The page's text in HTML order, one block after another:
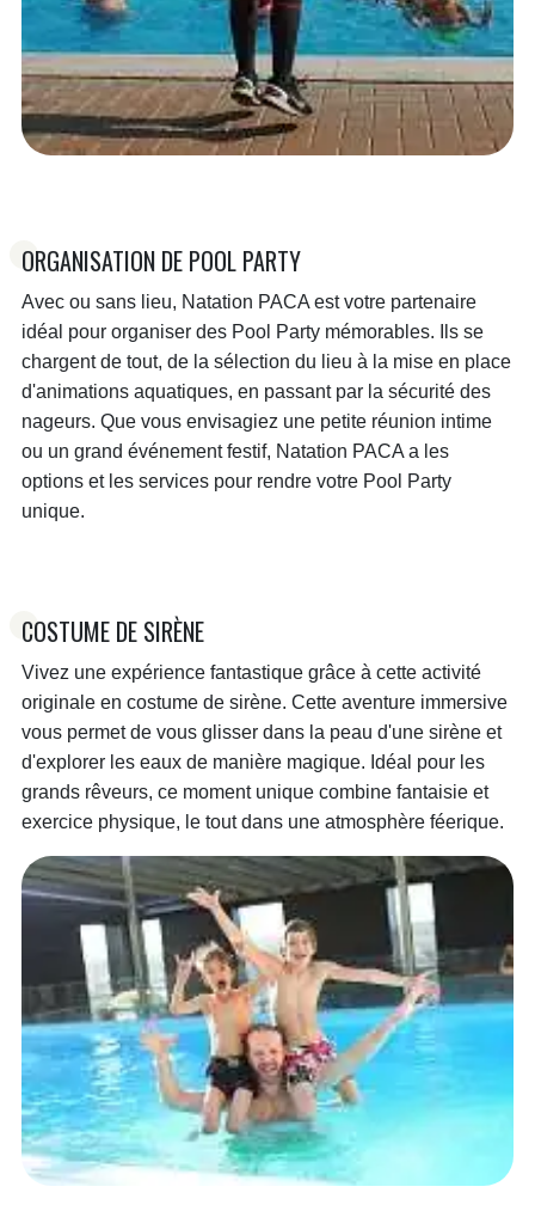
ORGANISATION DE POOL PARTY
Avec ou sans lieu, Natation PACA est votre partenaire
idéal pour organiser des Pool Party mémorables. Ils se
chargent de tout, de la sélection du lieu à la mise en place
d'animations aquatiques, en passant par la sécurité des
nageurs. Que vous envisagiez une petite réunion intime
ou un grand événement festif, Natation PACA a les
options et les services pour rendre votre Pool Party
unique.
COSTUME DE SIRÈNE
Vivez une expérience fantastique grâce à cette activité
originale en costume de sirène. Cette aventure immersive
vous permet de vous glisser dans la peau d'une sirène et
d'explorer les eaux de manière magique. Idéal pour les
grands rêveurs, ce moment unique combine fantaisie et
exercice physique, le tout dans une atmosphère féerique.